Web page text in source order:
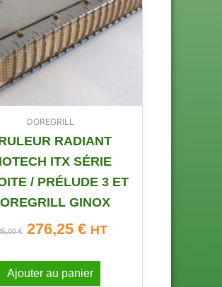
DOREGRILL
RADIANT
ITX SÉRIE
/ PRÉLUDE 3 ET
GINOX
€
325,00 €.
276,25 €
276,25 €.
HT
Ajouter au panier